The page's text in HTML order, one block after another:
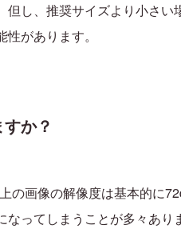
し、推奨サイズより小さ
があります。
か？
画像の解像度は基本的に
ってしまうことが多々あ